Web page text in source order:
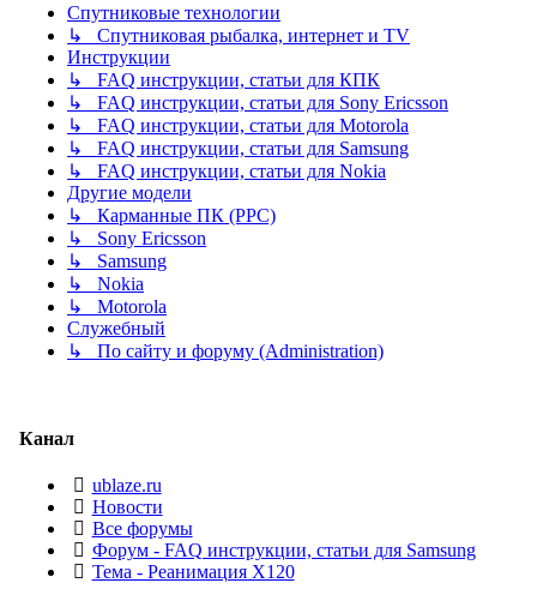
Спутниковые технологии
↳ Спутниковая рыбалка, интернет и TV
Инструкции
↳ FAQ инструкции, статьи для КПК
↳ FAQ инструкции, статьи для Sony Ericsson
↳ FAQ инструкции, статьи для Motorola
↳ FAQ инструкции, статьи для Samsung
↳ FAQ инструкции, статьи для Nokia
Другие модели
↳ Карманные ПК (PPC)
↳ Sony Ericsson
↳ Samsung
↳ Nokia
↳ Motorola
Служебный
↳ По сайту и форуму (Administration)
Канал
ublaze.ru
Новости
Все форумы
Форум - FAQ инструкции, статьи для Samsung
Тема - Реанимация X120